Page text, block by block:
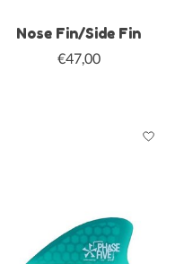
Nose Fin/Side Fin
€47,00